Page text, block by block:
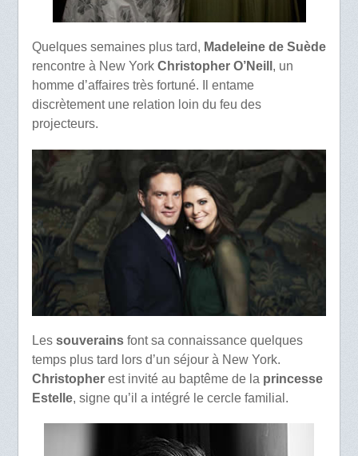
Quelques semaines plus tard, Madeleine de Suède
rencontre à New York Christopher O’Neill , un
homme d’affaires très fortuné. Il entame
discrètement une relation loin du feu des
projecteurs.
Les souverainsfont sa connaissance quelques
temps plus tard lors d’un séjour à New York.
Christopherest invité au baptême de la princesse
Estelle, signe qu’il a intégré le cercle familial.